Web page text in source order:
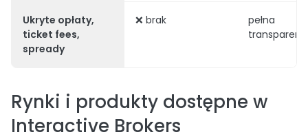
Ukryte opłaty,
ticket fees,
spready
❌ brak
pełna
Rynki i produkty dostępne w
Interactive Brokers